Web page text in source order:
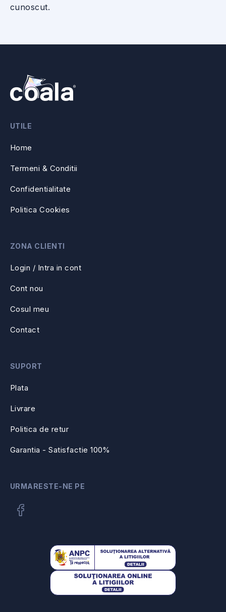
cunoscut.
UTILE
Home
Termeni & Conditii
Confidentialitate
Politica Cookies
ZONA CLIENTI
Login / Intra in cont
Cont nou
Cosul meu
Contact
SUPORT
Plata
Livrare
Politica de retur
Garantia - Satisfactie 100%
URMARESTE-NE PE